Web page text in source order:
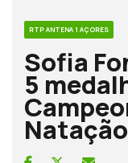
RTP ANTENA 1 AÇORES
Sofia
5